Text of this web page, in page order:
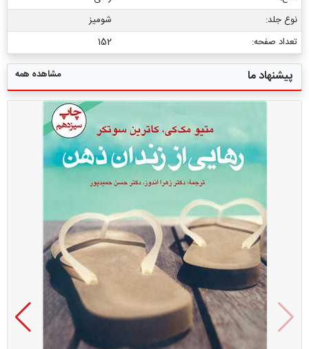
نوع جلد:
شومیز
تعداد صفحه:
152
پیشنهاد ما مشاهده همه